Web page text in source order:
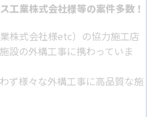
工業株式会社様等の案件多数！
株式会社様etc）の協力施工店
設の外構工事に携わっていま
ず様々な外構工事に高品質な施